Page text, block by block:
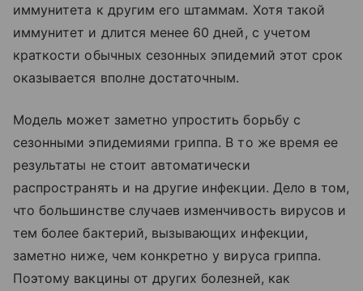
иммунитета к другим его штаммам. Хотя такой
иммунитет и длится менее 60 дней, с учетом
краткости обычных сезонных эпидемий этот срок
оказывается вполне достаточным.
Модель может заметно упростить борьбу с
сезонными эпидемиями гриппа. В то же время ее
результаты не стоит автоматически
распространять и на другие инфекции. Дело в том,
что большинстве случаев изменчивость вирусов и
тем более бактерий, вызывающих инфекции,
заметно ниже, чем конкретно у вируса гриппа.
Поэтому вакцины от других болезней, как